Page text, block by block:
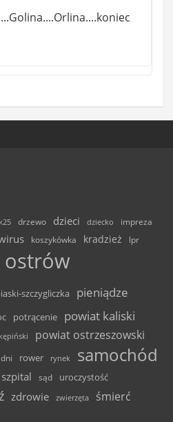
drzewo dzieci dziecko
impreza
koszykówka kradzież lpr
ostrów
szczygliczka pieniądze
potrącenie powiat kaliski
powiat ostrzeszowski
rower rynek samochód
szpital sąd uroczystość
zdrowie zwierzęta śmierć